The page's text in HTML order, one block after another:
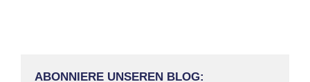
ABONNIERE UNSEREN BLOG: